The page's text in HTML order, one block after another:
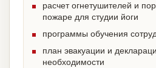
расчет огнетушителей и
пожаре для студии йоги
программы обучения
план эвакуации и
необходимости